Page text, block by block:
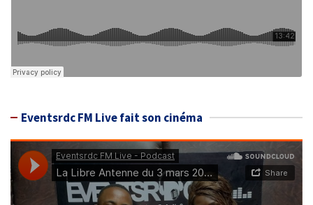
Eventsrdc FM Live fait son cinéma